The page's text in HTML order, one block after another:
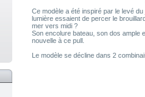
Ce modèle a été inspiré par le levé
lumière essaient de percer le
mer vers midi ?
Son encolure bateau, son dos ample
nouvelle à ce pull.
Le modèle se décline dans 2